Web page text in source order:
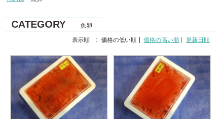
CATEGORY 魚卵
表示順 : 価格の低い順 価格の高い順 更新日順